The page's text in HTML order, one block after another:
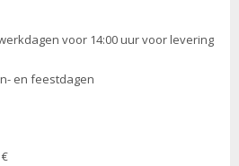
voor 14:00 uur voor levering
en feestdagen